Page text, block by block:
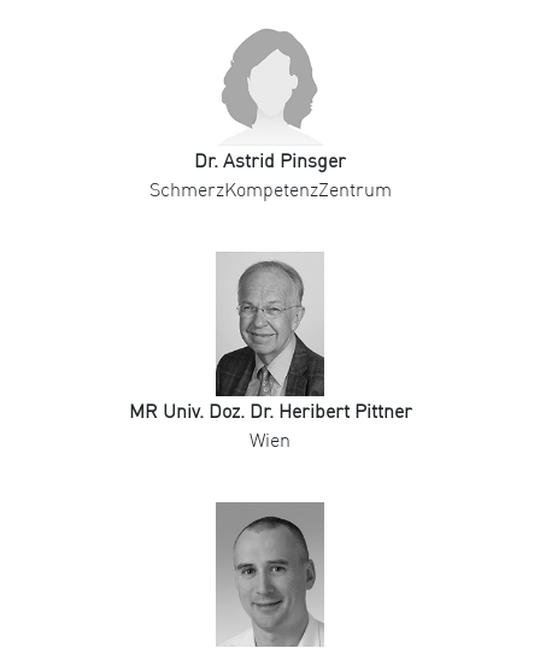
Dr. Astrid Pinsger
SchmerzKompetenzZentrum
MR Univ. Doz. Dr. Heribert Pittner
Wien